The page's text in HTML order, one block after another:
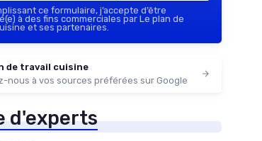
★★★★★
★★★★★ 4,5/5 — 437 avis
ce formulaire, j’accepte d’être
à des fins commerciales par Le plan de
et ses partenaires.
de travail cuisine
nous à vos sources préférées sur Google
d'experts